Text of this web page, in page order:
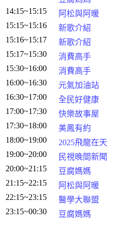
14:15~15:15
阿松與阿暖
15:15~15:16
新歌介紹
15:16~15:17
新歌介紹
15:17~15:30
消費高手
15:30~16:00
消費高手
16:00~16:30
元氣加油站
16:30~17:00
全民好健康
17:00~17:30
快樂故事屋
17:30~18:00
美鳳有約
18:00~19:00
2025飛龍在天
19:00~20:00
民視晚間新聞
20:00~21:15
豆腐媽媽
21:15~22:15
阿松與阿暖
22:15~23:15
醫學大聯盟
23:15~00:30
豆腐媽媽